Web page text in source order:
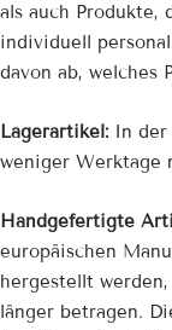
als auch
individuell
davon ab, welches
Lagerartikel: In
weniger Werktage
Handgefertigte
europäischen
hergestellt
länger betragen.